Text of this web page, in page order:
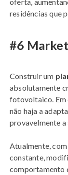
residências que
#6
Construir um
absolutamente
fotovoltaico. Em
não haja a
provavelmente a
Atualmente,
constante,
comportamento